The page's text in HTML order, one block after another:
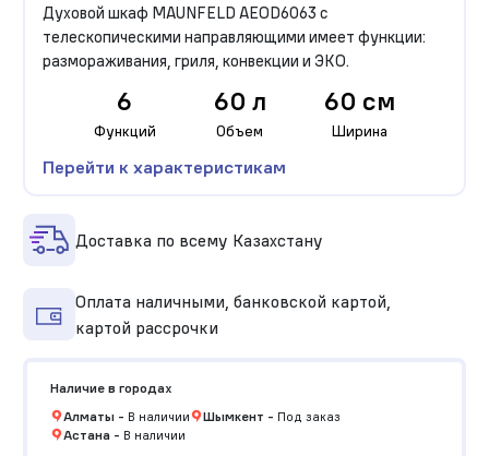
Духовой шкаф MAUNFELD AEOD6063 c
телескопическими направляющими имеет функции:
размораживания, гриля, конвекции и ЭКО.
6
Функций
60 л
Объем
60 см
Ширина
Перейти к характеристикам
Доставка по всему Казахстану
Оплата наличными, банковской картой,
картой рассрочки
Наличие в городах
Алматы- В наличии Шымкент - Под заказ
Астана- В наличии